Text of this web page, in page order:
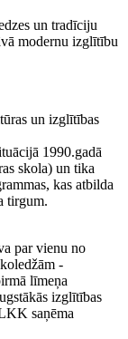
un tradīciju
modernu izglītību
un izglītības
1990.gadā
skola) un tika
kas atbilda
tirgum.
par vienu no
-
līmeņa
izglītības
saņēma